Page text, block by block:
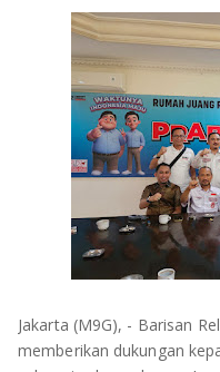
BANDAR LAMPUNG
METRO
LAMPUNG TENGAH
LAMPUNG UTARA
LAMPUNG TIMUR
LAMPUNG BARAT
LAMPUNG SELATAN
WISATA
OLAHRAGA
ADVETORIAL
Jakarta (M9G), - Barisan
memberikan dukungan